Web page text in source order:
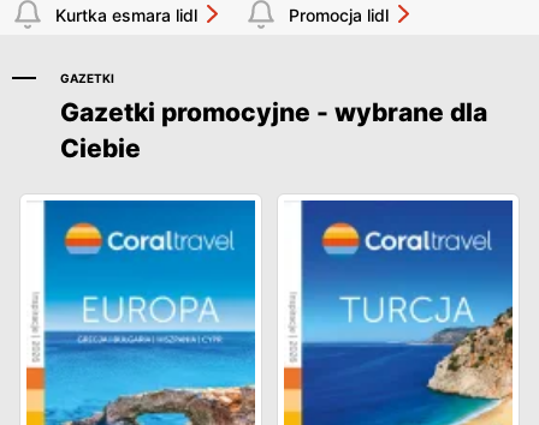
Kurtka esmara lidl Promocja lidl
GAZETKI
Gazetki promocyjne - wybrane dla
Ciebie